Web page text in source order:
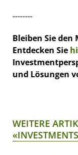
--------
Bleiben Sie
Entdecken Sie
und Lösungen
WEITERE